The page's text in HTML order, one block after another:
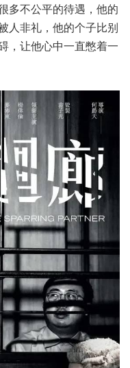
多不公平的待遇，他的
人非礼，他的个子比别
，让他心中一直憋着一